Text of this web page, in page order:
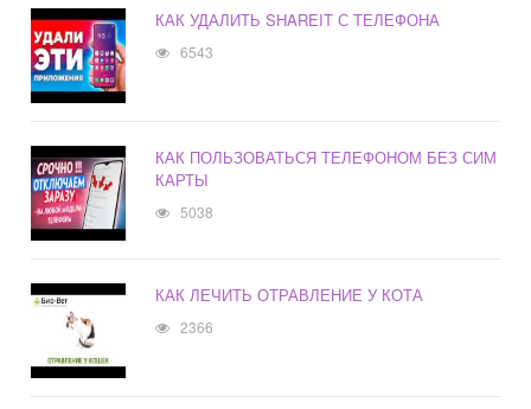
КАК УДАЛИТЬ SHAREIT С ТЕЛЕФОНА
6543
КАК ПОЛЬЗОВАТЬСЯ ТЕЛЕФОНОМ БЕЗ СИМ
КАРТЫ
5038
КАК ЛЕЧИТЬ ОТРАВЛЕНИЕ У КОТА
2366